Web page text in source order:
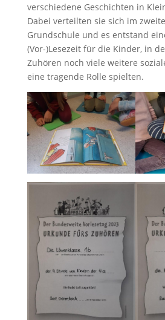
verschiedene Geschichten in
Dabei verteilten sie sich im
Grundschule und es entstand
(Vor-)Lesezeit für die Kinder, in
Zuhören noch viele weitere
eine tragende Rolle spielten.